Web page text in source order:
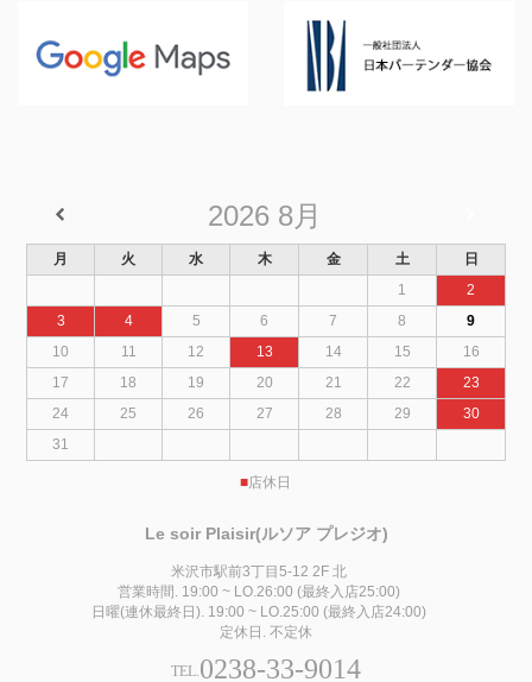
2026 8月
月 火 水 木 金 土
日
1
2
3
4 5 6 7 8
9
10
11 12 13 14 15
16
17
18 19 20 21 22
23
24
25 26 27 28 29
30
31
■店休日
Le soir Plaisir(ルソア プレジオ)
米沢市駅前3丁目5-12 2F 北
営業時間. 19:00 ~ LO.26:00 (最終入店25:00)
日曜(連休最終日). 19:00 ~ LO.25:00 (最終入店24:00)
定休日. 不定休
TEL. 0238-33-9014